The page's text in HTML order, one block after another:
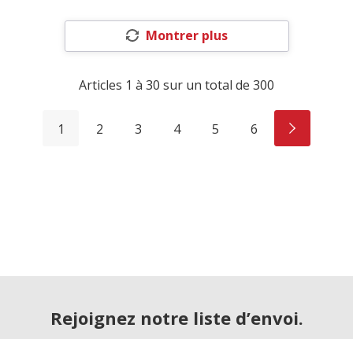
Montrer plus
Articles 1 à 30 sur un total de 300
1 2 3 4 5 6
Rejoignez notre liste d’envoi.